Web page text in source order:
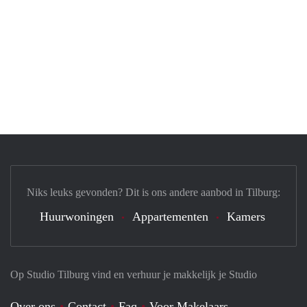
Op Studio Tilburg vind en verhuur je makkelijk je Studio
Niks leuks gevonden? Dit is ons andere aanbod in Tilburg:
Huurwoningen Appartementen Kamers